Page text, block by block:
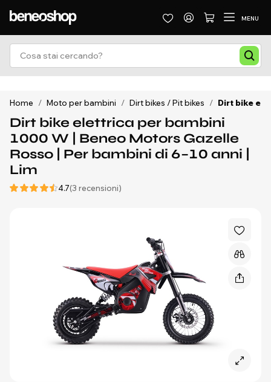
MENU
Home / Moto per bambini / Dirt bikes / Pit bikes / Dirt bike
Dirt bike elettrica per bambini
1000 W | Beneo Motors Gazelle
Rosso | Per bambini di 6–10 anni |
Lim
4.7(3 recensioni)